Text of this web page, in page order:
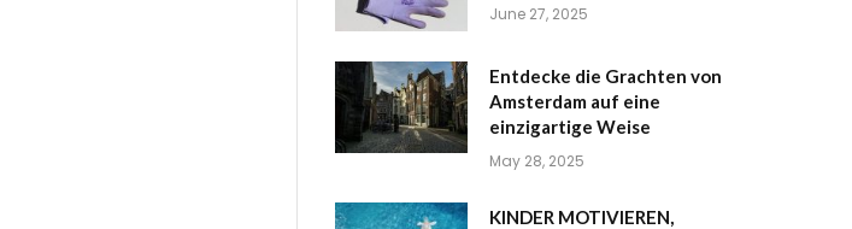
June 27, 2025
Entdecke die Grachten von
Amsterdam auf eine
einzigartige Weise
May 28, 2025
KINDER MOTIVIEREN,